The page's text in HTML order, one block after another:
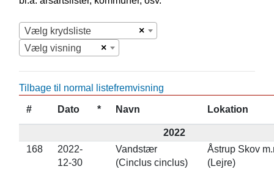
×
Vælg krydsliste
×
Vælg visning
Tilbage til normal listefremvisning
# Dato * Navn Lokation
2022
168
2022-
12-30
Vandstær
(Cinclus cinclus)
Åstrup Skov
(Lejre)